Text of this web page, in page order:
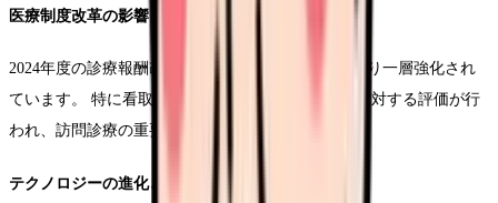
医療制度改革の影響
2024年度の診療報酬改定では、在宅医療の推進がより一層強化され
ています。 特に看取りケアや重症患者の在宅医療に対する評価が行
われ、訪問診療の重要性が増しています。
テクノロジーの進化と導入